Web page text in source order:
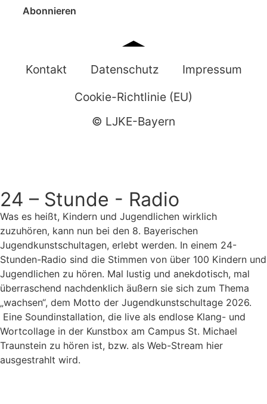
Abonnieren
Kontakt Datenschutz
Impressum
Cookie-Richtlinie (EU)
© LJKE-Bayern
24 – Stunde - Radio
Was es heißt, Kindern und Jugendlichen wirklich
zuzuhören, kann nun bei den 8. Bayerischen
Jugendkunstschultagen, erlebt werden. In einem 24-
Stunden-Radio sind die Stimmen von über 100 Kindern und
Jugendlichen zu hören. Mal lustig und anekdotisch, mal
überraschend nachdenklich äußern sie sich zum Thema
„wachsen“, dem Motto der Jugendkunstschultage 2026.
Eine Soundinstallation, die live als endlose Klang- und
Wortcollage in der Kunstbox am Campus St. Michael
Traunstein zu hören ist, bzw. als Web-Stream hier
ausgestrahlt wird.